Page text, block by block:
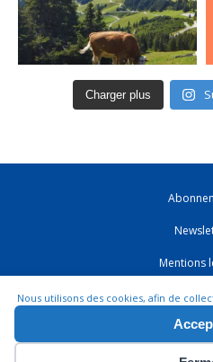
Charger plus
Mentions
CGV
Nous utilisons des cookies, afin de